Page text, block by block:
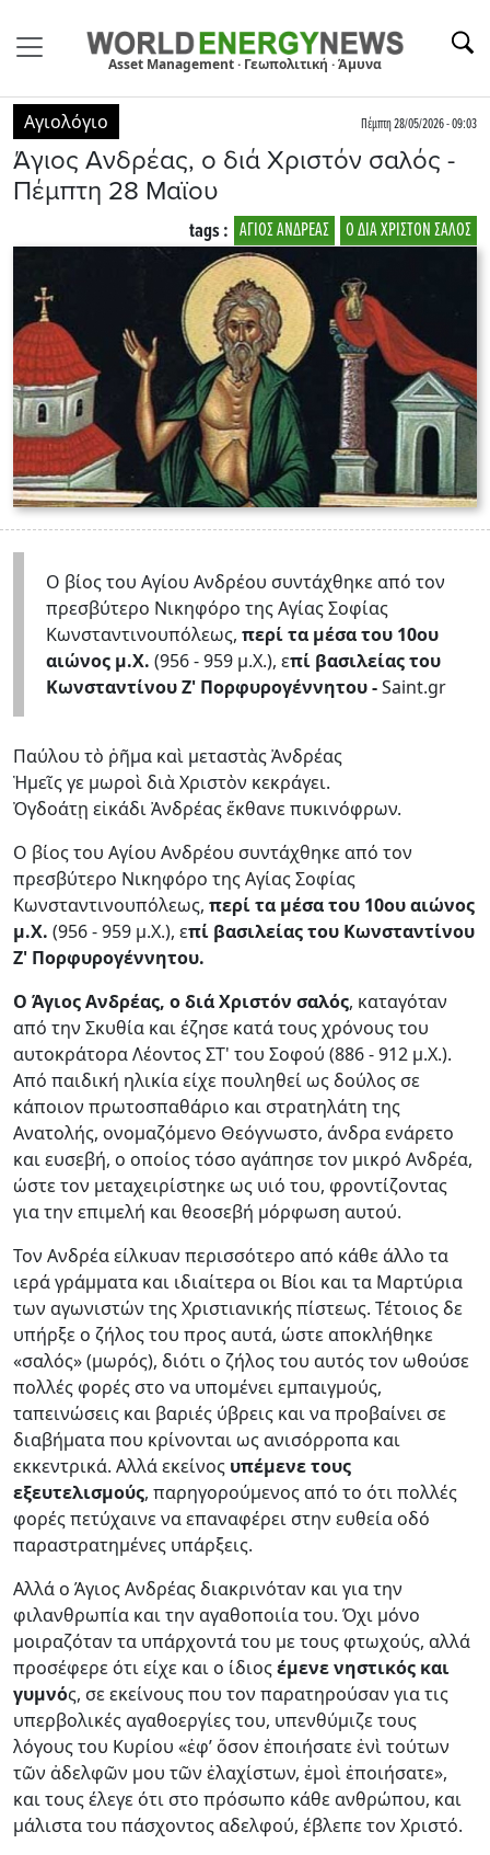
Asset Management · Γεωπολιτική · Άμυνα
Αγιολόγιο Πέμπτη 28/05/2026 - 09:03
Άγιος Ανδρέας, ο διά Χριστόν σαλός -
Πέμπτη 28 Μαϊου
Ο ΔΙΑ ΧΡΙΣΤΟΝ ΣΑΛΟΣ
ΑΓΙΟΣ ΑΝΔΡΕΑΣ
tags :
Ο βίος του Αγίου Ανδρέου συντάχθηκε από τον
πρεσβύτερο Νικηφόρο της Αγίας Σοφίας
Κωνσταντινουπόλεως, περί τα μέσα του 10ου
αιώνος μ.Χ. (956 - 959 μ.Χ.), επί βασιλείας του
Κωνσταντίνου Ζ' Πορφυρογέννητου -Saint.gr
Παύλου τὸ ῥῆμα καὶ μεταστὰς Ἀνδρέας
Ἡμεῖς γε μωροὶ διὰ Χριστὸν κεκράγει.
Ὀγδοάτῃ εἰκάδι Ἀνδρέας ἔκθανε πυκινόφρων.
Ο βίος του Αγίου Ανδρέου συντάχθηκε από τον
πρεσβύτερο Νικηφόρο της Αγίας Σοφίας
Κωνσταντινουπόλεως, περί τα μέσα του 10ου αιώνος
μ.Χ. (956 - 959 μ.Χ.), επί βασιλείας του Κωνσταντίνου
Ζ' Πορφυρογέννητου.
Ο Άγιος Ανδρέας, ο διά Χριστόν σαλός, καταγόταν
από την Σκυθία και έζησε κατά τους χρόνους του
αυτοκράτορα Λέοντος ΣΤ' του Σοφού (886 - 912 μ.Χ.).
Από παιδική ηλικία είχε πουληθεί ως δούλος σε
κάποιον πρωτοσπαθάριο και στρατηλάτη της
Ανατολής, ονομαζόμενο Θεόγνωστο, άνδρα ενάρετο
και ευσεβή, ο οποίος τόσο αγάπησε τον μικρό Ανδρέα,
ώστε τον μεταχειρίστηκε ως υιό του, φροντίζοντας
για την επιμελή και θεοσεβή μόρφωση αυτού.
Τον Ανδρέα είλκυαν περισσότερο από κάθε άλλο τα
ιερά γράμματα και ιδιαίτερα οι Βίοι και τα Μαρτύρια
των αγωνιστών της Χριστιανικής πίστεως. Τέτοιος δε
υπήρξε ο ζήλος του προς αυτά, ώστε αποκλήθηκε
«σαλός» (μωρός), διότι ο ζήλος του αυτός τον ωθούσε
πολλές φορές στο να υπομένει εμπαιγμούς,
ταπεινώσεις και βαριές ύβρεις και να προβαίνει σε
διαβήματα που κρίνονται ως ανισόρροπα και
εκκεντρικά. Αλλά εκείνος υπέμενε τους
εξευτελισμούς, παρηγορούμενος από το ότι πολλές
φορές πετύχαινε να επαναφέρει στην ευθεία οδό
παραστρατημένες υπάρξεις.
Αλλά ο Άγιος Ανδρέας διακρινόταν και για την
φιλανθρωπία και την αγαθοποιία του. Όχι μόνο
μοιραζόταν τα υπάρχοντά του με τους φτωχούς, αλλά
προσέφερε ότι είχε και ο ίδιοςέμενε νηστικός και
γυμνός, σε εκείνους που τον παρατηρούσαν για τις
υπερβολικές αγαθοεργίες του, υπενθύμιζε τους
λόγους του Κυρίου «ἐφ’ ὅσον ἐποιήσατε ἑνὶ τούτων
τῶν ἀδελφῶν μου τῶν ἐλαχίστων, ἐμοὶ ἐποιήσατε»,
και τους έλεγε ότι στο πρόσωπο κάθε ανθρώπου, και
μάλιστα του πάσχοντος αδελφού, έβλεπε τον Χριστό.